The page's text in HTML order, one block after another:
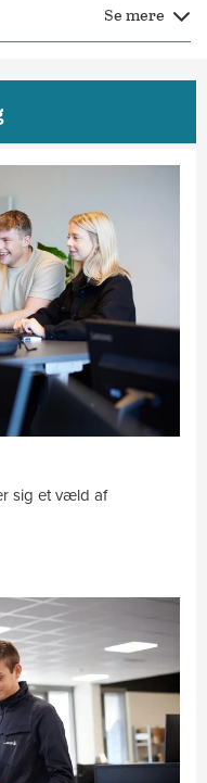
Se mere
sig et væld af